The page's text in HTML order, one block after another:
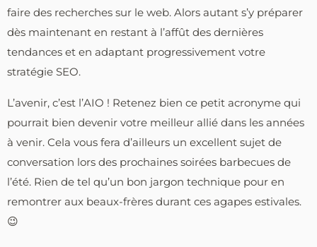
faire des recherches sur le web. Alors autant s’y préparer
dès maintenant en restant à l’affût des dernières
tendances et en adaptant progressivement votre
stratégie SEO.
L’avenir, c’est l’AIO ! Retenez bien ce petit acronyme qui
pourrait bien devenir votre meilleur allié dans les années
à venir. Cela vous fera d’ailleurs un excellent sujet de
conversation lors des prochaines soirées barbecues de
l’été. Rien de tel qu’un bon jargon technique pour en
remontrer aux beaux-frères durant ces agapes estivales.
😉